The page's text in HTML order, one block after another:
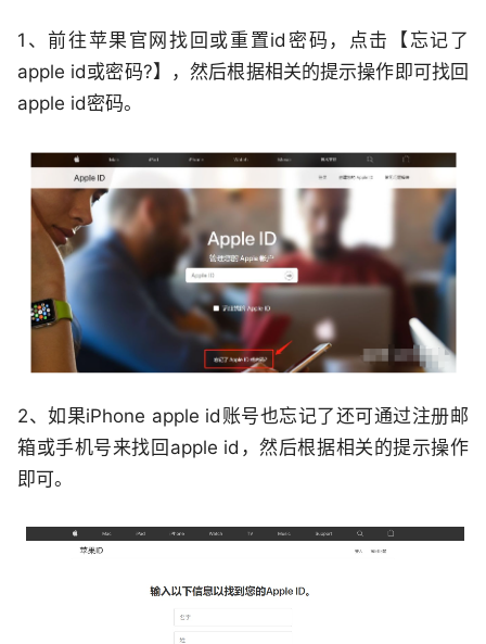
1、前往苹果官网找回或重置id密码，点击【忘记了
apple id或密码?】，然后根据相关的提示操作即可找回
apple id密码。
2、如果iPhone apple id账号也忘记了还可通过注册邮
箱或手机号来找回apple id，然后根据相关的提示操作
即可。